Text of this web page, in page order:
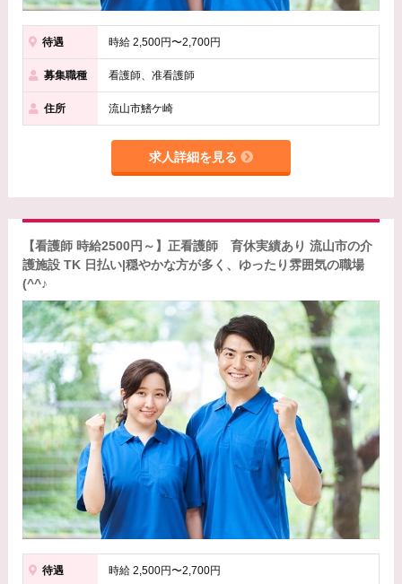
待遇 時給 2,500円〜2,700円
募集職種 看護師、准看護師
住所 流山市鰭ケ崎
求人詳細を見る
【看護師 時給2500円～】正看護師 育休実績あり 流山市の介
護施設 TK 日払い|穏やかな方が多く、ゆったり雰囲気の職場
(^^♪
待遇 時給 2,500円〜2,700円